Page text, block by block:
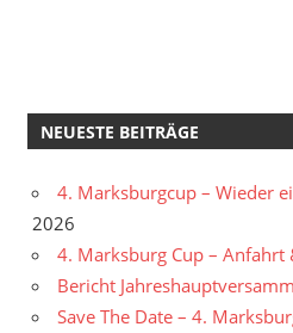
NEUESTE BEITRÄGE
4. Marksburgcup – Wieder
2026
4. Marksburg Cup – Anfahrt
Bericht
Save The Date – 4.